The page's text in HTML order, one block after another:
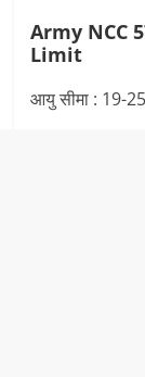
Army NCC
Limit
आयु सीमा : 19-